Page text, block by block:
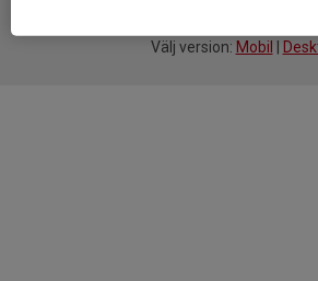
Välj version: Mobil